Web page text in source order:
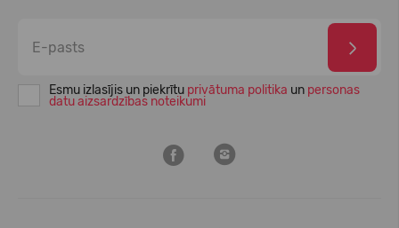
Esmu izlasījis un piekrītu privātuma politika un personas
datu aizsardzības noteikumi